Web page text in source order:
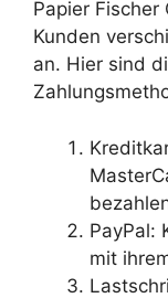
Papier
Kunden
an. Hier sind
PayPal:
mit